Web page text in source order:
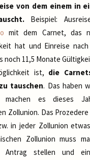
von dem einem in
Beispiel:
mit dem Carnet, das
hat und Einreise nach
noch 11,5 Monate
ist, die
tauschen. Das haben
machen es dieses
Zollunion. Das
in jeder Zollunion
Zollunion muss
Antrag stellen und